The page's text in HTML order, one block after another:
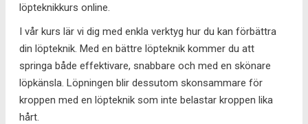
löpteknikkurs online.
I vår kurs lär vi dig med enkla verktyg hur du kan förbättra
din löpteknik. Med en bättre löpteknik kommer du att
springa både effektivare, snabbare och med en skönare
löpkänsla. Löpningen blir dessutom skonsammare för
kroppen med en löpteknik som inte belastar kroppen lika
hårt.